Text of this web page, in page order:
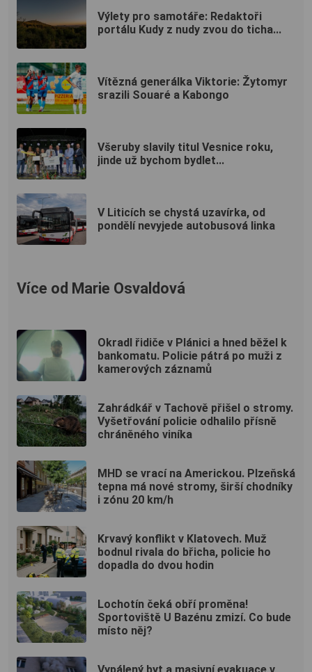
Výlety pro samotáře: Redaktoři
portálu Kudy z nudy zvou do ticha...
Vítězná generálka Viktorie: Žytomyr
srazili Souaré a Kabongo
Všeruby slavily titul Vesnice roku,
jinde už bychom bydlet...
V Liticích se chystá uzavírka, od
pondělí nevyjede autobusová linka
Více od Marie Osvaldová
Okradl řidiče v Plánici a hned běžel k
bankomatu. Policie pátrá po muži z
kamerových záznamů
Zahrádkář v Tachově přišel o stromy.
Vyšetřování policie odhalilo přísně
chráněného viníka
MHD se vrací na Americkou. Plzeňská
tepna má nové stromy, širší chodníky
i zónu 20 km/h
Krvavý konflikt v Klatovech. Muž
bodnul rivala do břicha, policie ho
dopadla do dvou hodin
Lochotín čeká obří proměna!
Sportoviště U Bazénu zmizí. Co bude
místo něj?